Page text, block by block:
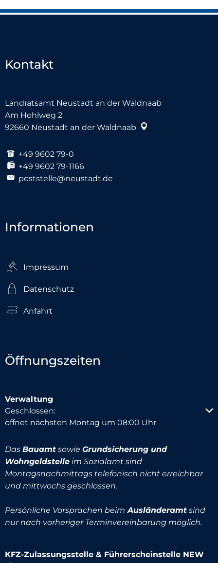
Kontakt
Landratsamt Neustadt an der Waldnaab
Am Hohlweg 2
92660 Neustadt an der Waldnaab
+49 9602 79-0
+49 9602 79-1166
poststelle@neustadt.de
Informationen
Impressum
Datenschutz
Anfahrt
Öffnungszeiten
Verwaltung
Klicken, um weitere Öffnungs- oder Schließzeiten
Geschlossen:
öffnet nächsten Montag um 08:00 Uhr
Das Bauamt sowie Grundsicherung und
Wohngeldstelle im Sozialamt sind
Montagsnachmittags telefonisch nicht erreichbar
und mittwochs geschlossen.
Persönliche Vorsprachen beim Ausländeramt sind
nur nach vorheriger Terminvereinbarung möglich.
KFZ-Zulassungsstelle & Führerscheinstelle NEW